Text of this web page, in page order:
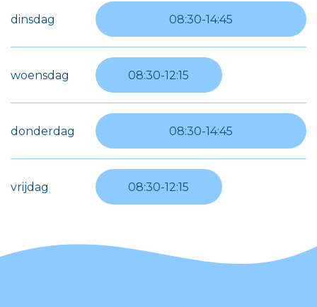
dinsdag 08:30-14:45
woensdag 08:30-12:15
donderdag 08:30-14:45
vrijdag 08:30-12:15